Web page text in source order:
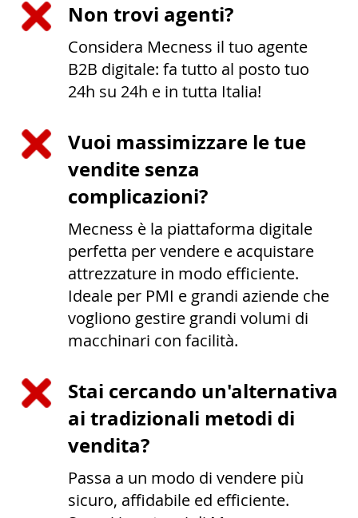
Non trovi agenti?
Considera Mecness il tuo agente
B2B digitale: fa tutto al posto tuo
24h su 24h e in tutta Italia!
Vuoi massimizzare le tue
vendite senza
complicazioni?
Mecness è la piattaforma digitale
perfetta per vendere e acquistare
attrezzature in modo efficiente.
Ideale per PMI e grandi aziende che
vogliono gestire grandi volumi di
macchinari con facilità.
Stai cercando un'alternativa
ai tradizionali metodi di
vendita?
Passa a un modo di vendere più
sicuro, affidabile ed efficiente.